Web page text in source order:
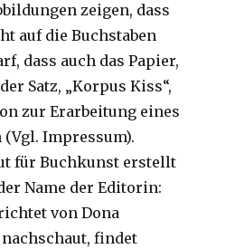
zeigen, dass
auf die Buchstaben
dass auch das Papier,
Satz, „Korpus Kiss“,
zur Erarbeitung eines
Impressum).
für Buchkunst erstellt
Name der Editorin:
von Dona
nachschaut, findet